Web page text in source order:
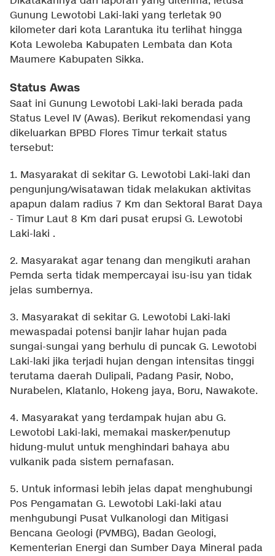
Gunung Lewotobi Laki-laki yang terletak 90
kilometer dari kota Larantuka itu terlihat hingga
Kota Lewoleba Kabupaten Lembata dan Kota
Maumere Kabupaten Sikka.
Status Awas
Saat ini Gunung Lewotobi Laki-laki berada pada
Status Level IV (Awas). Berikut rekomendasi yang
dikeluarkan BPBD Flores Timur terkait status
tersebut:
1. Masyarakat di sekitar G. Lewotobi Laki-laki dan
pengunjung/wisatawan tidak melakukan aktivitas
apapun dalam radius 7 Km dan Sektoral Barat Daya
- Timur Laut 8 Km dari pusat erupsi G. Lewotobi
Laki-laki .
2. Masyarakat agar tenang dan mengikuti arahan
Pemda serta tidak mempercayai isu-isu yan tidak
jelas sumbernya.
3. Masyarakat di sekitar G. Lewotobi Laki-laki
mewaspadai potensi banjir lahar hujan pada
sungai-sungai yang berhulu di puncak G. Lewotobi
Laki-laki jika terjadi hujan dengan intensitas tinggi
terutama daerah Dulipali, Padang Pasir, Nobo,
Nurabelen, Klatanlo, Hokeng jaya, Boru, Nawakote.
4. Masyarakat yang terdampak hujan abu G.
Lewotobi Laki-laki, memakai masker/penutup
hidung-mulut untuk menghindari bahaya abu
vulkanik pada sistem pernafasan.
5. Untuk informasi lebih jelas dapat menghubungi
Pos Pengamatan G. Lewotobi Laki-laki atau
menhgubungi Pusat Vulkanologi dan Mitigasi
Bencana Geologi (PVMBG), Badan Geologi,
Kementerian Energi dan Sumber Daya Mineral pada